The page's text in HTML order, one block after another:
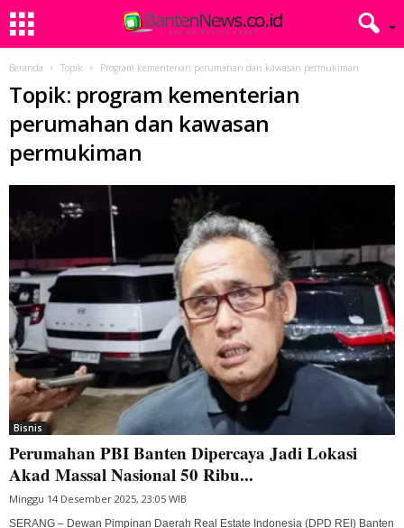
Beranda Topik Program kementerian perumahan dan kawasan permukiman
Topik: program kementerian
perumahan dan kawasan
permukiman
Bisnis
Perumahan PBI Banten Dipercaya Jadi Lokasi
Akad Massal Nasional 50 Ribu...
Minggu 14 Desember 2025, 23:05 WIB
SERANG – Dewan Pimpinan Daerah Real Estate Indonesia (DPD REI) Banten